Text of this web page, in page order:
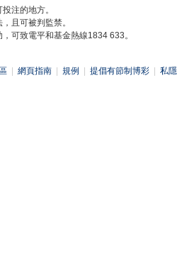
注的地方。
且可被判監禁。
可致電平和基金熱線1834 633。
網頁指南 規例 提倡有節制博彩 私